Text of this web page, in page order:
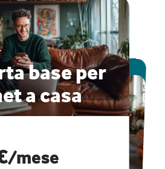
base per
a casa
/mese
ESCLUSIVA ONLINE
PRO
veloce e
speciali